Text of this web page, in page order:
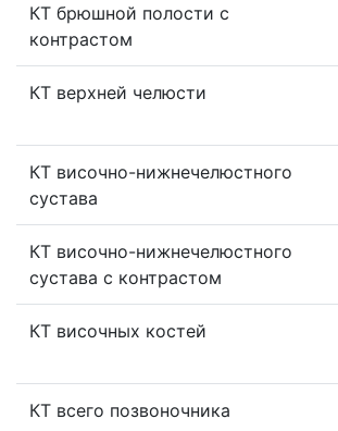
КТ брюшной полости с
контрастом
КТ верхней челюсти
КТ височно-нижнечелюстного
сустава
КТ височно-нижнечелюстного
сустава с контрастом
КТ височных костей
КТ всего позвоночника